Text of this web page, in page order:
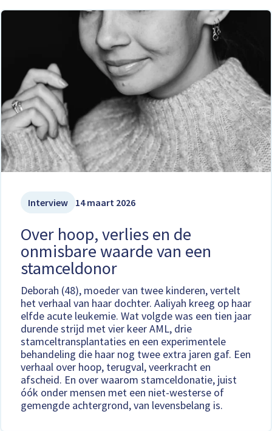
Interview 14 maart 2026
Over hoop, verlies en de
onmisbare waarde van een
stamceldonor
Deborah (48), moeder van twee kinderen, vertelt
het verhaal van haar dochter. Aaliyah kreeg op haar
elfde acute leukemie. Wat volgde was een tien jaar
durende strijd met vier keer AML, drie
stamceltransplantaties en een experimentele
behandeling die haar nog twee extra jaren gaf. Een
verhaal over hoop, terugval, veerkracht en
afscheid. En over waarom stamceldonatie, juist
óók onder mensen met een niet-westerse of
gemengde achtergrond, van levensbelang is.